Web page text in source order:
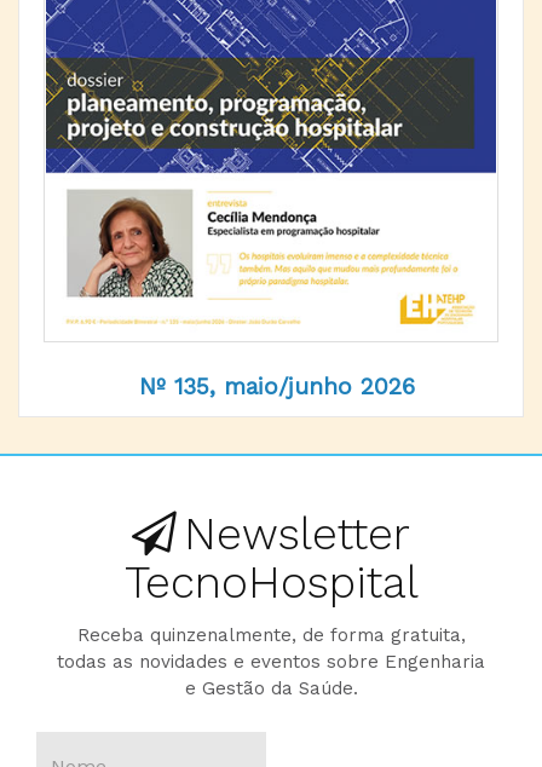
Nº 135, maio/junho 2026
Newsletter
TecnoHospital
Receba quinzenalmente, de forma gratuita,
todas as novidades e eventos sobre Engenharia
e Gestão da Saúde.